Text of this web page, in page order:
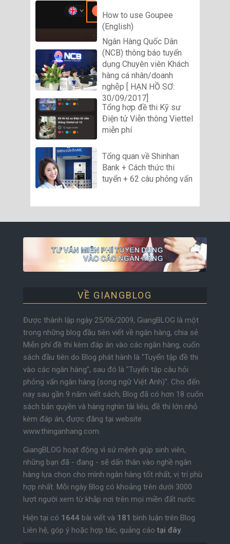
How to use Goupee
(English)
Ngân Hàng Quốc Dân
(NCB) thông báo tuyển
dụng Chuyên viên Khách
hàng cá nhân/doanh
nghệp [ HẠN HỒ SƠ:
30/09/2017]
Tổng hợp đề thi Kỹ sư
Điện tử Viễn thông Viettel
miễn phí
Tổng quan về Shinhan
Bank + Cách thức thi
tuyển + 62 câu phỏng vấn
VỀ GIANGBLOG
Được thành lập ngày 25/06/2009, GiangBLOG là một
trong những blog đầu tiên viết về ngân hàng, chia sẻ
Miễn phí đề thi kèm đáp án vào các ngân hàng, cuốn
sách đầu tiên do Blog phát hành là "Tuyển tập đề thi
vào các ngân hàng", sau đó là "Tuyển tập câu hỏi
phỏng vấn ngân hàng (song ngữ Việt Anh)". Cho đến
nay sau gần 9 năm viết sách, Blog đã có hơn 18 cuốn
sách bản quyền và hàng nghìn tài liệu, đề thi lớn nhỏ
kèm đáp án, được đăng tại website
www.thinganhang.com.
GiangBLOG hoạt động vì sứ mệnh giúp sinh viên,
những bạn đã - đang - sẽ dấn thân vào nghề ngân
hàng lựa chọn cho mình ngân hàng tốt nhất, vị trí phù
hợp nhất. Mỗi ngày Blog có khoảng trên dưới 3000
lượt người xem từ khắp nơi trên mọi miền đất nước.
Hiện tại có 1644bài viết và 181 bình luận trên Blog.
Liên hệ, góp ý hoặc hợp tác, quảng cáotại đây.